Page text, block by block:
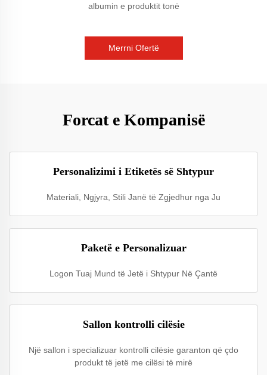
albumin e produktit tonë
Merrni Ofertë
Forcat e Kompanisë
Personalizimi i Etiketës së Shtypur
Materiali, Ngjyra, Stili Janë të Zgjedhur nga Ju
Paketë e Personalizuar
Logon Tuaj Mund të Jetë i Shtypur Në Çantë
Sallon kontrolli cilësie
Një sallon i specializuar kontrolli cilësie garanton që çdo
produkt të jetë me cilësi të mirë